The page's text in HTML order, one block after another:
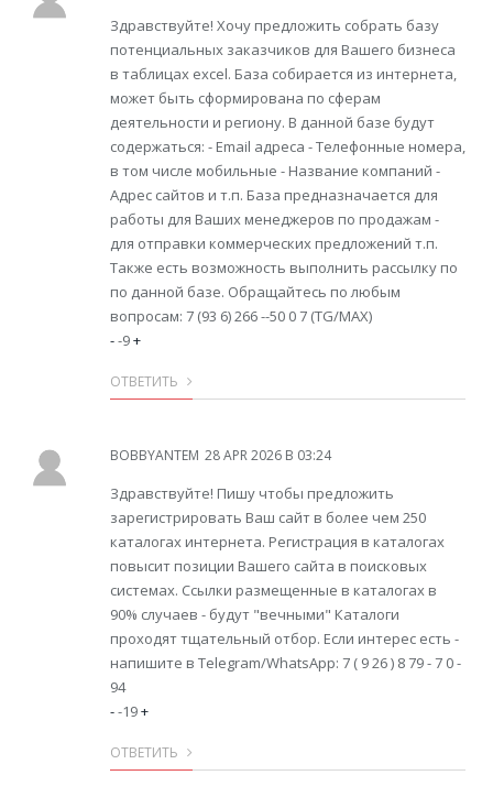
Здравствуйте! Хочу предложить собрать базу
потенциальных заказчиков для Вашего бизнеса
в таблицах excel. База собирается из интернета,
может быть сформирована по сферам
деятельности и региону. В данной базе будут
содержаться: - Email адреса - Телефонные номера,
в том числе мобильные - Название компаний -
Адрес сайтов и т.п. База предназначается для
работы для Ваших менеджеров по продажам -
для отправки коммерческих предложений т.п.
Также есть возможность выполнить рассылку по
по данной базе. Обращайтесь по любым
вопросам: 7 (93 6) 266 --50 0 7 (TG/MAX)
--9+
ОТВЕТИТЬ
BOBBYANTEM 28 APR 2026 В 03:24
Здравствуйте! Пишу чтобы предложить
зарегистрировать Ваш сайт в более чем 250
каталогах интернета. Регистрация в каталогах
повысит позиции Вашего сайта в поисковых
системах. Ссылки размещенные в каталогах в
90% случаев - будут "вечными" Каталоги
проходят тщательный отбор. Если интерес есть -
напишите в Telegram/WhatsApp: 7 ( 9 26 ) 8 79 - 7 0 -
94
--19+
ОТВЕТИТЬ